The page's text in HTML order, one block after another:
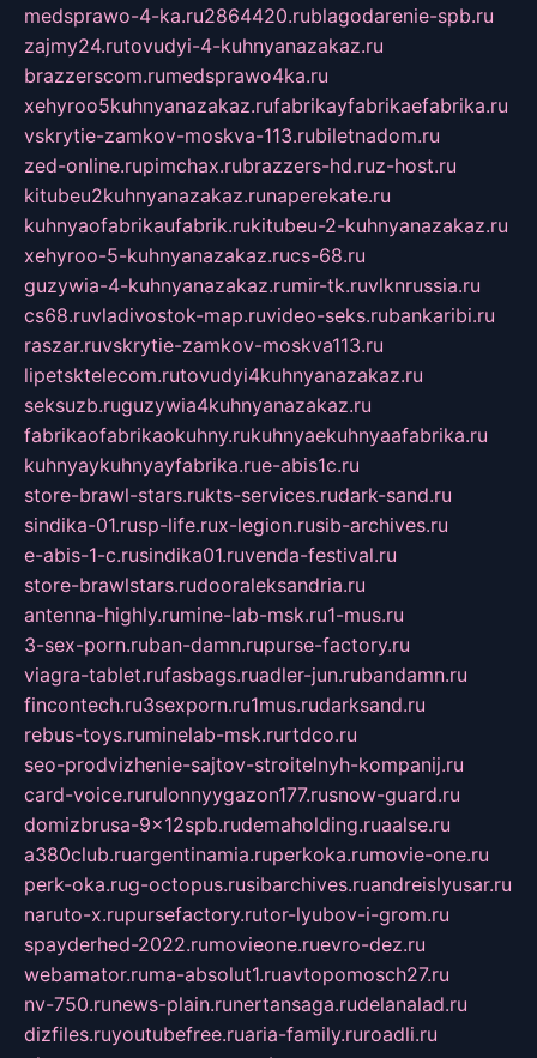
medsprawo-4-ka.ru2864420.rublagodarenie-spb.ru
zajmy24.rutovudyi-4-kuhnyanazakaz.ru
brazzerscom.rumedsprawo4ka.ru
xehyroo5kuhnyanazakaz.rufabrikayfabrikaefabrika.ru
vskrytie-zamkov-moskva-113.rubiletnadom.ru
zed-online.rupimchax.rubrazzers-hd.ruz-host.ru
kitubeu2kuhnyanazakaz.runaperekate.ru
kuhnyaofabrikaufabrik.rukitubeu-2-kuhnyanazakaz.ru
xehyroo-5-kuhnyanazakaz.rucs-68.ru
guzywia-4-kuhnyanazakaz.rumir-tk.ruvlknrussia.ru
cs68.ruvladivostok-map.ruvideo-seks.rubankaribi.ru
raszar.ruvskrytie-zamkov-moskva113.ru
lipetsktelecom.rutovudyi4kuhnyanazakaz.ru
seksuzb.ruguzywia4kuhnyanazakaz.ru
fabrikaofabrikaokuhny.rukuhnyaekuhnyaafabrika.ru
kuhnyaykuhnyayfabrika.rue-abis1c.ru
store-brawl-stars.rukts-services.rudark-sand.ru
sindika-01.rusp-life.rux-legion.rusib-archives.ru
e-abis-1-c.rusindika01.ruvenda-festival.ru
store-brawlstars.rudooraleksandria.ru
antenna-highly.rumine-lab-msk.ru1-mus.ru
3-sex-porn.ruban-damn.rupurse-factory.ru
viagra-tablet.rufasbags.ruadler-jun.rubandamn.ru
fincontech.ru3sexporn.ru1mus.rudarksand.ru
rebus-toys.ruminelab-msk.rurtdco.ru
seo-prodvizhenie-sajtov-stroitelnyh-kompanij.ru
card-voice.rurulonnyygazon177.rusnow-guard.ru
domizbrusa-9x12spb.rudemaholding.ruaalse.ru
a380club.ruargentinamia.ruperkoka.rumovie-one.ru
perk-oka.rug-octopus.rusibarchives.ruandreislyusar.ru
naruto-x.rupursefactory.rutor-lyubov-i-grom.ru
spayderhed-2022.rumovieone.ruevro-dez.ru
webamator.ruma-absolut1.ruavtopomosch27.ru
nv-750.runews-plain.runertansaga.rudelanalad.ru
dizfiles.ruyoutubefree.ruaria-family.ruroadli.ru